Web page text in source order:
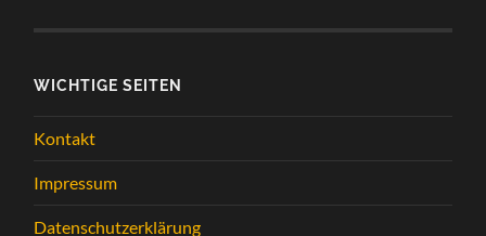
WICHTIGE SEITEN
Kontakt
Impressum
Datenschutzerklärung